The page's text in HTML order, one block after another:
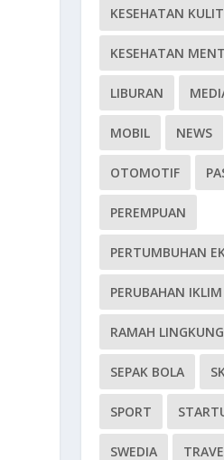
KESEHATAN KULIT
KESEHATAN
LIBURAN
MOBIL NEWS
OTOMOTIF
PEREMPUAN
PERTUMBUHAN
PERUBAHAN IKLIM
RAMAH
SEPAK BOLA
SPORT
SWEDIA